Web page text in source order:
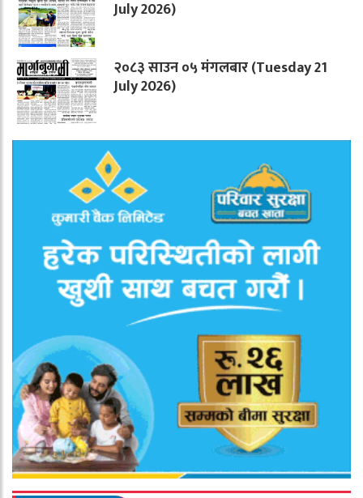
July 2026)
२०८३ साउन ०५ मंगलबार (Tuesday 21
July 2026)